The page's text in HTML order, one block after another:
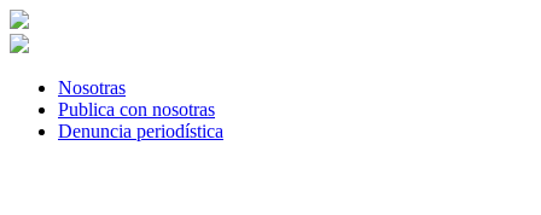
Skip
to
Nosotras
Publica con nosotras
Denuncia periodística